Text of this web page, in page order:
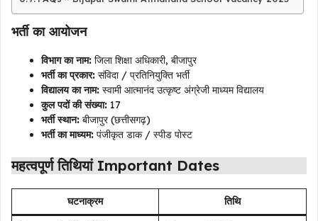
भर्ती का आयोजन
विभाग का नाम: जिला शिक्षा अधिकारी, बीजापुर
भर्ती का प्रकार: संविदा / प्रतिनियुक्ति भर्ती
विद्यालय का नाम: स्वामी आत्मानंद उत्कृष्ट अंग्रेजी माध्यम विद्यालय
कुल पदों की संख्या: 17
भर्ती स्थान: बीजापुर (छत्तीसगढ़)
भर्ती का माध्यम: पंजीकृत डाक / स्पीड पोस्ट
महत्वपूर्ण तिथियां Important Dates
घटनाक्रम तिथि